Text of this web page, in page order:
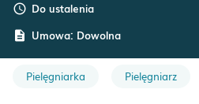
schedule Do ustalenia
description Umowa: Dowolna
Pielęgniarka Pielęgniarz